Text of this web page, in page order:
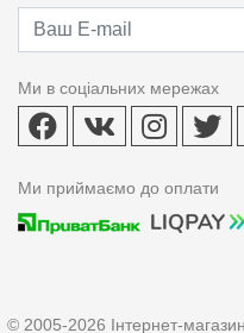
Ми в соціальних мережах
Ми приймаємо до оплати
© 2005-2026 Інтернет-